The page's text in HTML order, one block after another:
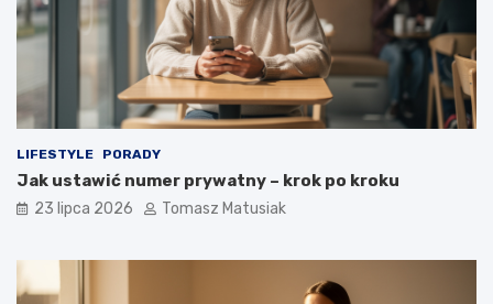
LIFESTYLE PORADY
Jak ustawić numer prywatny – krok po kroku
23 lipca 2026 Tomasz Matusiak